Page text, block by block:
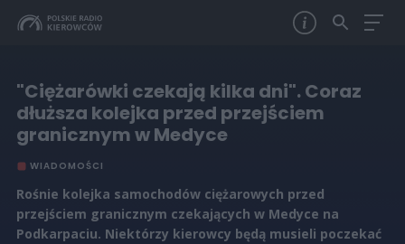
"Ciężarówki czekają kilka dni". Coraz
dłuższa kolejka przed przejściem
granicznym w Medyce
WIADOMOŚCI
Rośnie kolejka samochodów ciężarowych przed
przejściem granicznym czekających w Medyce na
Podkarpaciu. Niektórzy kierowcy będą musieli poczekać